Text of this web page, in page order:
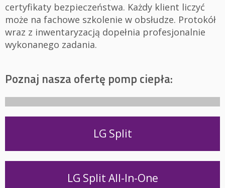
certyfikaty bezpieczeństwa. Każdy klient liczyć
może na fachowe szkolenie w obsłudze. Protokół
wraz z inwentaryzacją dopełnia profesjonalnie
wykonanego zadania.
Poznaj nasza ofertę pomp ciepła:
LG Split
LG Split All-In-One